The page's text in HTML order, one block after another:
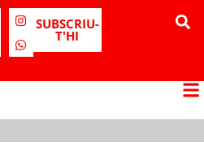
SUBSCRIU-
T'HI